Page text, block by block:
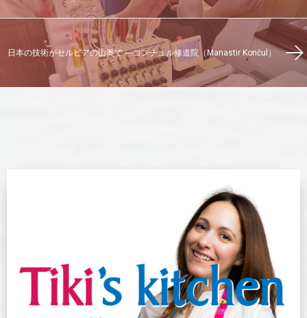
日本の技術がセルビアの山奥で ―コンチュル修道院（Manastir Končul）